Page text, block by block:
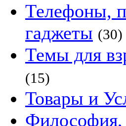
Телефоны,
гаджеты (30)
Темы для
(15)
Товары и
Философия,